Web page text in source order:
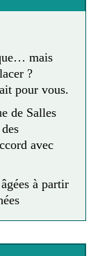
mais
?
pour vous.
de Salles
avec
à partir
s’inscrire à